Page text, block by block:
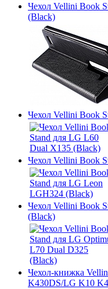
Чехол Vellini Book
(Black)
Чехол Vellini Book
Чехол Vellini Book
Чехол Vellini Book
(Black)
Чехол-книжка
K430DS/LG K10